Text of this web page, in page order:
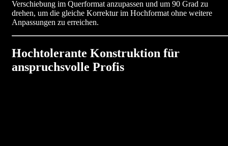
Verschiebung im Querformat anzupassen und um 90 Grad zu
drehen, um die gleiche Korrektur im Hochformat ohne weitere
Anpassungen zu erreichen.
Hochtolerante Konstruktion für
anspruchsvolle Profis